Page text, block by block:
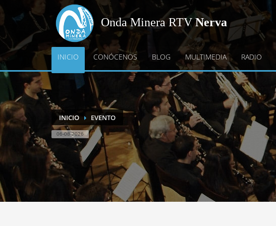
Onda Minera RTVNerva
INICIO CONÓCENOS BLOG MULTIMEDIA RADIO
INICIO EVENTO
06-08-2026